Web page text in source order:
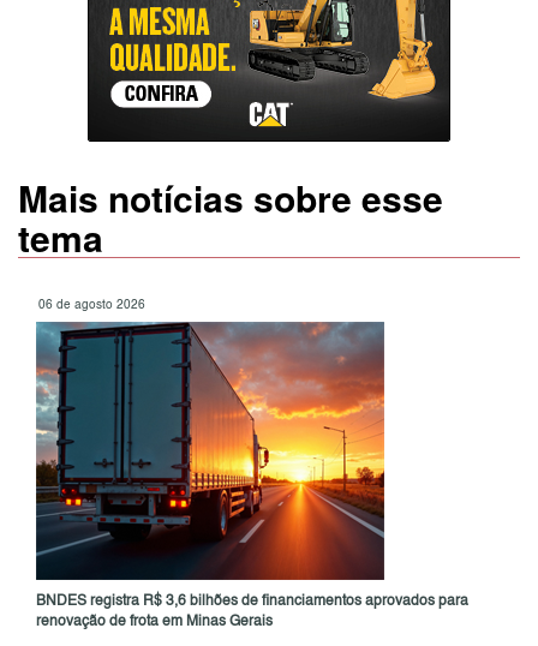
Mais notícias sobre esse
tema
06 de agosto 2026
BNDES registra R$ 3,6 bilhões de financiamentos aprovados para
renovação de frota em Minas Gerais